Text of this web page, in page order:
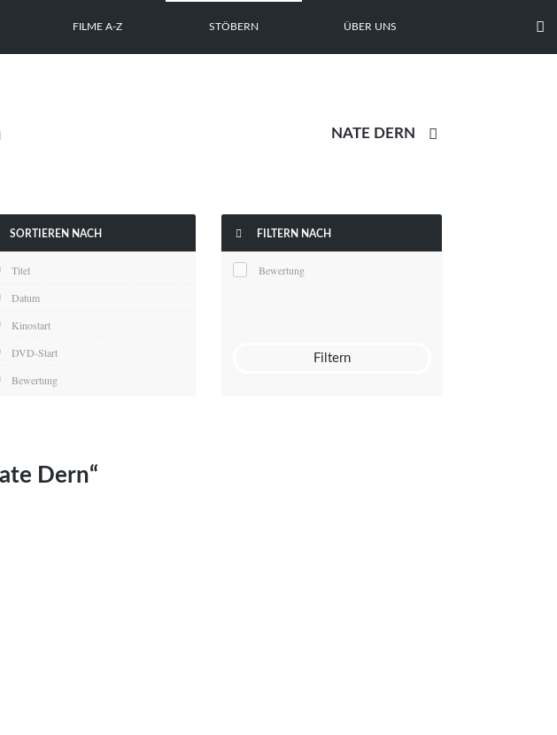
FILME A-Z STÖBERN ÜBER UNS 

SORTIEREN NACH
Titel
Datum
Kinostart
DVD-Start
Bewertung
 FILTERN NACH
Bewertung
Filtern
Dern“